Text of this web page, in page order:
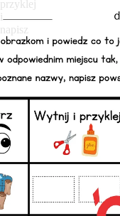
przyklej
i
napisz